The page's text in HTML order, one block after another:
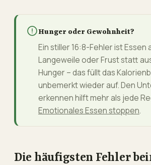
Hunger oder Gewohnheit?
Ein stiller 16:8-Fehler ist Essen
Langeweile oder Frust statt
Hunger – das füllt das
unbemerkt wieder auf. Den
erkennen hilft mehr als jede
Emotionales Essen stoppen.
Die häufigsten Fehler